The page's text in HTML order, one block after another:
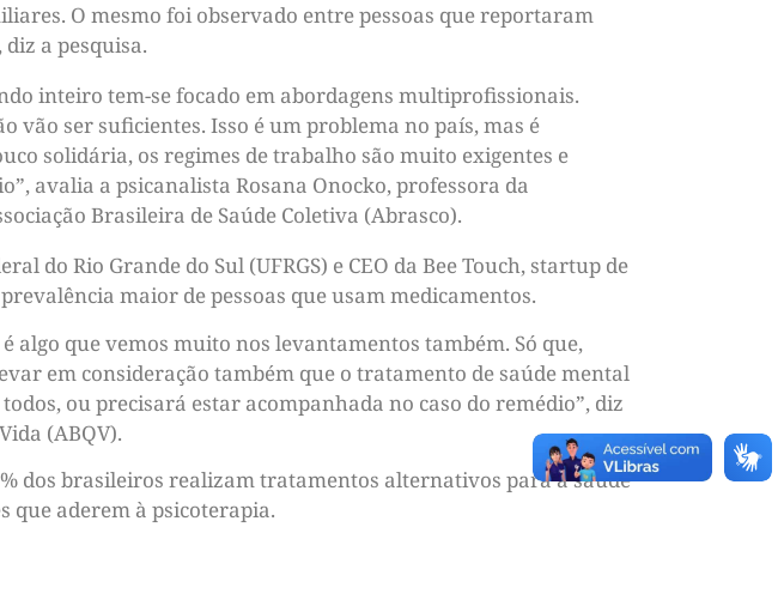
O mesmo foi observado entre pessoas que reportaram
a pesquisa.
inteiro tem-se focado em abordagens multiprofissionais.
vão ser suficientes. Isso é um problema no país, mas é
solidária, os regimes de trabalho são muito exigentes e
avalia a psicanalista Rosana Onocko, professora da
Brasileira de Saúde Coletiva (Abrasco).
do Rio Grande do Sul (UFRGS) e CEO da Bee Touch, startup de
maior de pessoas que usam medicamentos.
algo que vemos muito nos levantamentos também. Só que,
em consideração também que o tratamento de saúde mental
ou precisará estar acompanhada no caso do remédio”, diz
(ABQV).
dos brasileiros realizam tratamentos alternativos para a saúde
que aderem à psicoterapia.